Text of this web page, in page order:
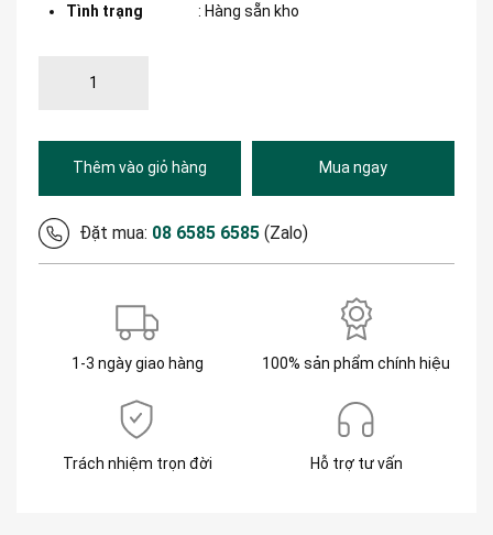
Tình trạng
: Hàng sẵn kho
Thêm vào giỏ hàng Mua ngay
Đặt mua: 08 6585 6585 (Zalo)
1-3 ngày giao hàng 100% sản phẩm chính hiệu
Trách nhiệm trọn đời Hỗ trợ tư vấn